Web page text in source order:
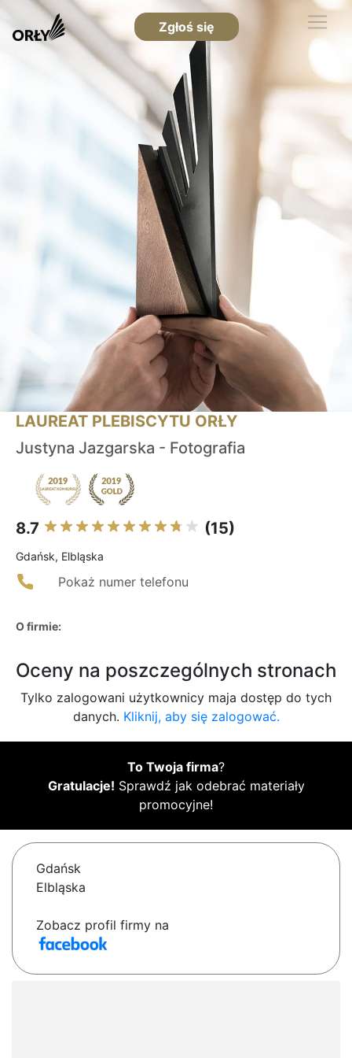
Zgłoś się
LAUREAT PLEBISCYTU ORŁY
Justyna Jazgarska - Fotografia
8.7 (15)
Gdańsk, Elbląska
Pokaż numer telefonu
O firmie:
Oceny na poszczególnych stronach
Tylko zalogowani użytkownicy maja dostęp do tych
danych. Kliknij, aby się zalogować.
To Twoja firma?
Gratulacje! Sprawdź jak odebrać materiały
promocyjne!
Gdańsk
Elbląska
Zobacz profil firmy na